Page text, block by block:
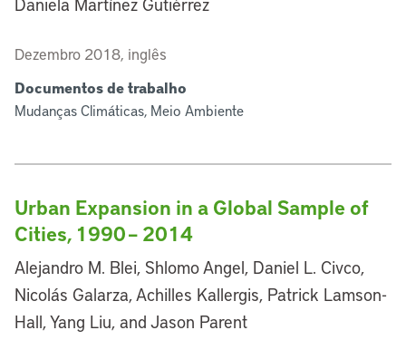
Dezembro 2018, inglês
Documentos de trabalho
Mudanças Climáticas, Meio Ambiente
Urban Expansion in a Global Sample of
Cities, 1990 – 2014
Alejandro M. Blei, Shlomo Angel, Daniel L. Civco,
Nicolás Galarza, Achilles Kallergis, Patrick Lamson-
Hall, Yang Liu, and Jason Parent